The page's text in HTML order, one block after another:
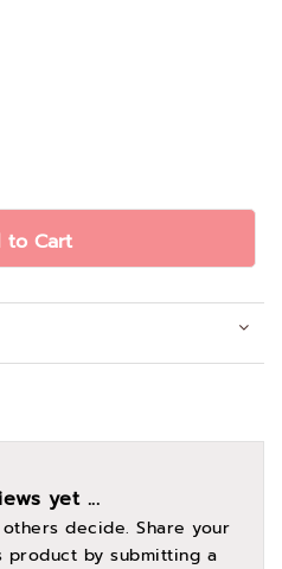
to Cart
yet ...
decide. Share your
product by submitting a